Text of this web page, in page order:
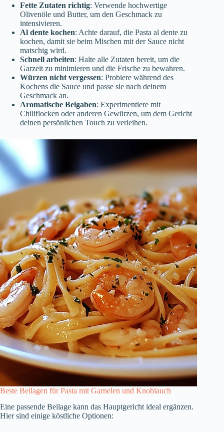
Fette Zutaten richtig: Verwende hochwertige
Olivenöle und Butter, um den Geschmack zu
intensivieren.
Al dente kochen: Achte darauf, die Pasta al dente zu
kochen, damit sie beim Mischen mit der Sauce nicht
matschig wird.
Schnell arbeiten: Halte alle Zutaten bereit, um die
Garzeit zu minimieren und die Frische zu bewahren.
Würzen nicht vergessen: Probiere während des
Kochens die Sauce und passe sie nach deinem
Geschmack an.
Aromatische Beigaben: Experimentiere mit
Chiliflocken oder anderen Gewürzen, um dem Gericht
deinen persönlichen Touch zu verleihen.
Beste Beilagen für Pasta mit Garnelen und Knoblauch
Eine passende Beilage kann das Hauptgericht ideal ergänzen.
Hier sind einige köstliche Optionen: